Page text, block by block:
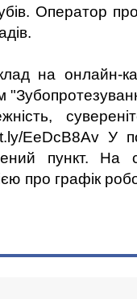
Оператор
на онлайн-
EeDcB8Av У
пункт. На
про графік